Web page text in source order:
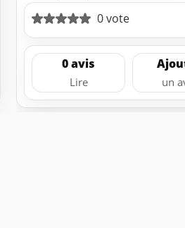
0 vote
0 avis
Lire un